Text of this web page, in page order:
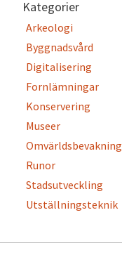
Kategorier
Arkeologi
Byggnadsvård
Digitalisering
Fornlämningar
Konservering
Museer
Omvärldsbevakning
Runor
Stadsutveckling
Utställningsteknik